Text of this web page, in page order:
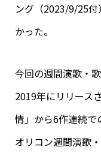
ング（2023/9/25
かった。
今回の週間演歌・
2019年にリリース
情」から6作連続で
オリコン週間演歌